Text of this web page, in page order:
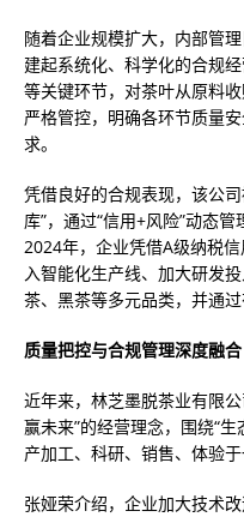
随着企业规模扩大，内部管
建起系统化、科学化的合规
等关键环节，对茶叶从原料
严格管控，明确各环节质量
求。
凭借良好的合规表现，该公
库”，通过“信用+风险”动态
2024年，企业凭借A级纳税
入智能化生产线、加大研发
茶、黑茶等多元品类，并通
质量把控与合规管理深度融合
近年来，林芝墨脱茶业有限
赢未来”的经营理念，围绕“
产加工、科研、销售、体验
张娅荣介绍，企业加大技术